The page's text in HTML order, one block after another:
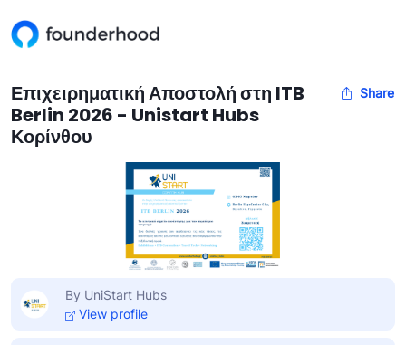
Επιχειρηματική Αποστολή στη ITB
Berlin 2026 - Unistart Hubs
Κορίνθου
Share
By UniStart Hubs
View profile